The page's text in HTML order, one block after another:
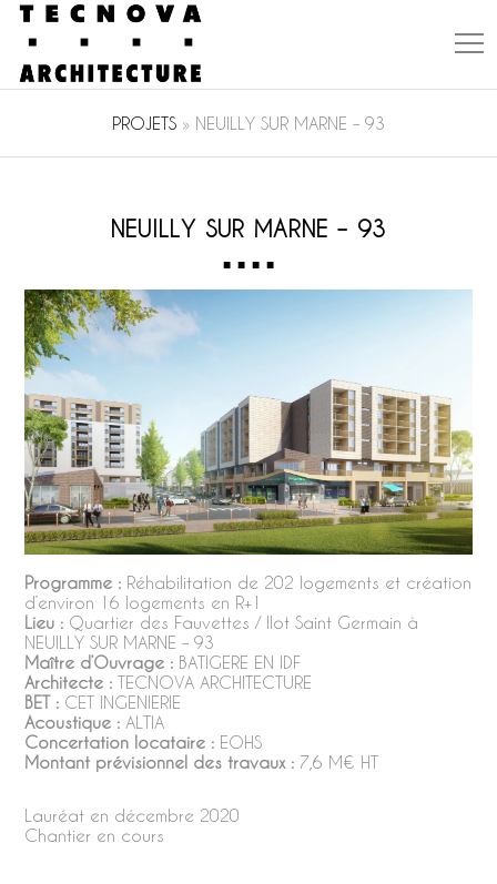
PROJETS » NEUILLY SUR MARNE – 93
NEUILLY SUR MARNE – 93
Programme : Réhabilitation de 202 logements et création
d’environ 16 logements en R+1
Lieu : Quartier des Fauvettes / Ilot Saint Germain à
NEUILLY SUR MARNE – 93
Maître d’Ouvrage : BATIGERE EN IDF
Architecte : TECNOVA ARCHITECTURE
BET : CET INGENIERIE
Acoustique : ALTIA
Concertation locataire : EOHS
Montant prévisionnel des travaux : 7,6 M€ HT
Lauréat en décembre 2020
Chantier en cours